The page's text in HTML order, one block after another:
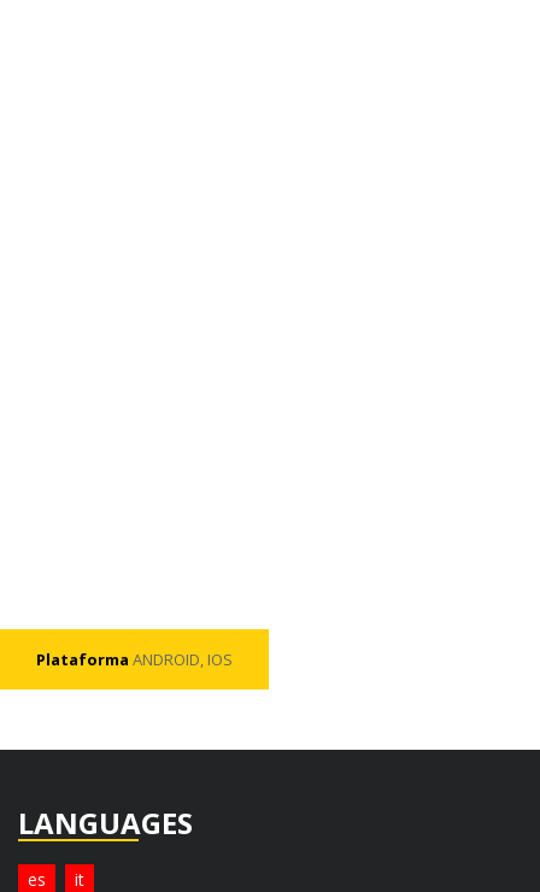
Plataforma ANDROID, IOS
LANGUAGES
es it